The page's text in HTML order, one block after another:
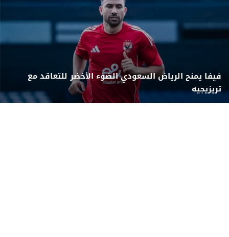
فيفا يمنح الرياض السعودي الضوء الأخضر للتعاقد مع
تريزيجيه